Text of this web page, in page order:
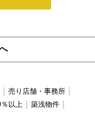
売り店舗・事務所
以上
築浅物件